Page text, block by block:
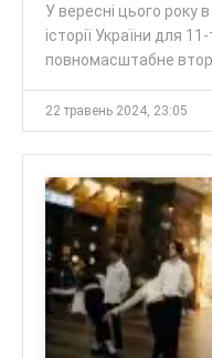
У вересні цього року
історії України для
повномасштабне
22 травень 2024, 23:05